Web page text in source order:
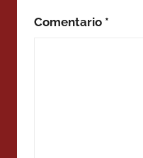
Comentario *